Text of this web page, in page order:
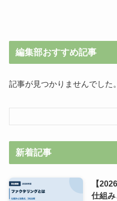
編集部おすすめ記事
記事が見つかりませんでした。
新着記事
【
仕組